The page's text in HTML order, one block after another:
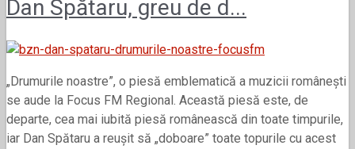
Dan Spătaru, greu de d...
„Drumurile noastre”, o piesă emblematică a muzicii româneşti
se aude la Focus FM Regional. Această piesă este, de
departe, cea mai iubită piesă românească din toate timpurile,
iar Dan Spătaru a reușit să „doboare” toate topurile cu acest